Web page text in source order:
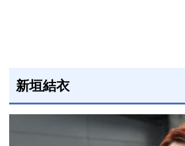
新垣結衣